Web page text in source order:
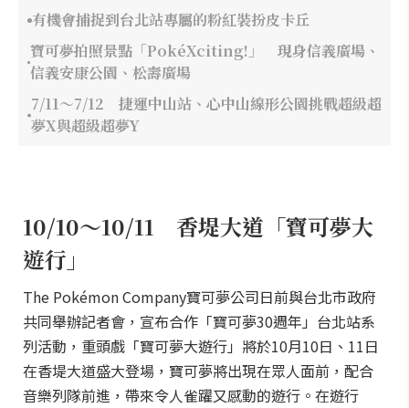
有機會捕捉到台北站專屬的粉紅裝扮皮卡丘
寶可夢拍照景點「PokéXciting!」 現身信義廣場、
信義安康公園、松壽廣場
7/11～7/12 捷運中山站、心中山線形公園挑戰超級超
夢X與超級超夢Y
10/10～10/11 香堤大道「寶可夢大
遊行」
The Pokémon Company寶可夢公司日前與台北市政府
共同舉辦記者會，宣布合作「寶可夢30週年」台北站系
列活動，重頭戲「寶可夢大遊行」將於10月10日、11日
在香堤大道盛大登場，寶可夢將出現在眾人面前，配合
音樂列隊前進，帶來令人雀躍又感動的遊行。在遊行